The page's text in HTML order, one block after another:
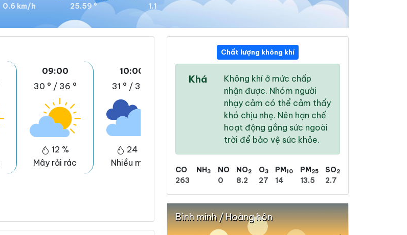
0.6 km/h
25.59 °
1.1
09:00
30 ° / 36 °
12 %
Mây rải rác
10:00
31 ° / 38 °
24 %
Nhiều mây
31 °/
30 ° /
Chất lượng không khí
Khá
Không khí ở mức chấp
nhận được. Nhóm người
nhạy cảm có thể cảm thấy
khó chịu nhẹ. Nên hạn chế
hoạt động gắng sức ngoài
trời để bảo vệ sức khỏe.
CO
263
NH3
NO
0
NO2
8.2
O3
27
PM10
14
PM25
13.5
SO2
2.7
Bình minh / Hoàng hôn